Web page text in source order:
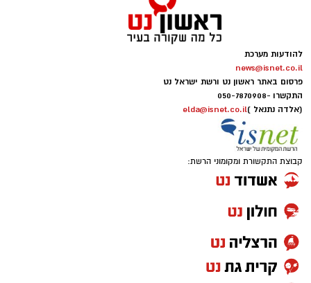
להודעות מערכת
news@isnet.co.il
פרסום באתר ראשון נט ורשת ישראל נט
התקשרו -050-7870908
(אלדה נתנאל )elda@isnet.co.il
קבוצת התקשורת ומקומוני הרשת: